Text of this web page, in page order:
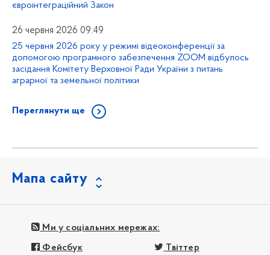
євроінтеграційний Закон
26 червня 2026 09:49
25 червня 2026 року у режимі відеоконференції за
допомогою програмного забезпечення ZOOM відбулось
засідання Комітету Верховної Ради України з питань
аграрної та земельної політики
Переглянути ще
Мапа сайту
Ми у соціальних мережах:
Фейсбук Твіттер